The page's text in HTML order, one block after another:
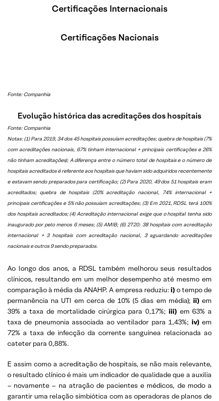
Certificações Internacionais
Certificações Nacionais
Fonte: Companhia
Evolução histórica das acreditações dos hospitais
Fonte: Companhia
Notas: (1) Para 2019, 34 dos 45 hospitais possuíam acreditações; quebra de hospitais (7%
com acreditações nacionais, 67% tinham internacional + principais certificações e 26%
não tinham acreditações); A diferença entre o número total de hospitais e o número de
hospitais acreditados é referente aos hospitais que haviam sido adquiridos recentemente
e estavam sendo preparados para certificação; (2) Para 2020, 49 dos 51 hospitais eram
acreditados; quebra de hospitais (20% acreditação nacional, 74% internacional +
principais certificações e 5% não possuíam acreditações; (3) Em 2021, RDSL terá 100%
dos hospitais acreditados; (4) Acreditação internacional exige que o hospital tenha sido
inaugurado por pelo menos 6 meses; (5) AMIB; (6) 2T20: 38 hospitais com acreditação
internacional + 3 hospitais com acreditação nacional, 3 aguardando acreditações
nacionais e outros 9 sendo preparados.
Ao longo dos anos, a RDSL também melhorou seus resultados
clínicos, resultando em um melhor desempenho até mesmo em
comparação à média da ANAHP. A empresa reduziu: i)o tempo de
permanência na UTI em cerca de 10% (5 dias em média); ii)em
39% a taxa de mortalidade cirúrgica para 0,17%; iii)em 63% a
taxa de pneumonia associada ao ventilador para 1,43%; iv)em
72% a taxa de infecção da corrente sanguínea relacionada ao
cateter para 0,88%.
E assim como a acreditação de hospitais, se não mais relevante,
o resultado clínico é mais um indicador de qualidade que a auxilia
– novamente – na atração de pacientes e médicos, de modo a
garantir uma relação simbiótica com as operadoras de planos de